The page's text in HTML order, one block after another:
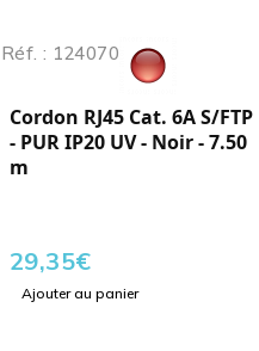
Réf. : 124070
Cordon RJ45 Cat. 6A S/FTP
- PUR IP20 UV - Noir - 7.50
m
29,35€
Ajouter au panier